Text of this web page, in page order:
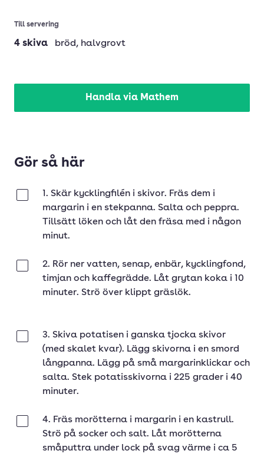
Till servering
4 skiva bröd, halvgrovt
Handla via Mathem
Gör så här
1. Skär kycklingfilén i skivor. Fräs dem i
margarin i en stekpanna. Salta och peppra.
Tillsätt löken och låt den fräsa med i någon
minut.
2. Rör ner vatten, senap, enbär, kycklingfond,
timjan och kaffegrädde. Låt grytan koka i 10
minuter. Strö över klippt gräslök.
3. Skiva potatisen i ganska tjocka skivor
(med skalet kvar). Lägg skivorna i en smord
långpanna. Lägg på små margarinklickar och
salta. Stek potatisskivorna i 225 grader i 40
minuter.
4. Fräs morötterna i margarin i en kastrull.
Strö på socker och salt. Låt morötterna
småputtra under lock på svag värme i ca 5